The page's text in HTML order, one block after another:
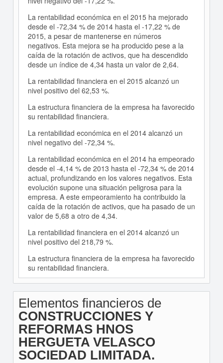
La rentabilidad económica en el 2015 ha mejorado
desde el -72,34 % de 2014 hasta el -17,22 % de
2015, a pesar de mantenerse en números
negativos. Esta mejora se ha producido pese a la
caída de la rotación de activos, que ha descendido
desde un índice de 4,34 hasta un valor de 2,64.
La rentabilidad financiera en el 2015 alcanzó un
nivel positivo del 62,53 %.
La estructura financiera de la empresa ha favorecido
su rentabilidad financiera.
La rentabilidad económica en el 2014 alcanzó un
nivel negativo del -72,34 %.
La rentabilidad económica en el 2014 ha empeorado
desde el -4,14 % de 2013 hasta el -72,34 % de 2014
actual, profundizando en los valores negativos. Esta
evolución supone una situación peligrosa para la
empresa. A este empeoramiento ha contribuido la
caída de la rotación de activos, que ha pasado de un
valor de 5,68 a otro de 4,34.
La rentabilidad financiera en el 2014 alcanzó un
nivel positivo del 218,79 %.
La estructura financiera de la empresa ha favorecido
su rentabilidad financiera.
Elementos financieros de
CONSTRUCCIONES Y
REFORMAS HNOS
HERGUETA VELASCO
SOCIEDAD LIMITADA.